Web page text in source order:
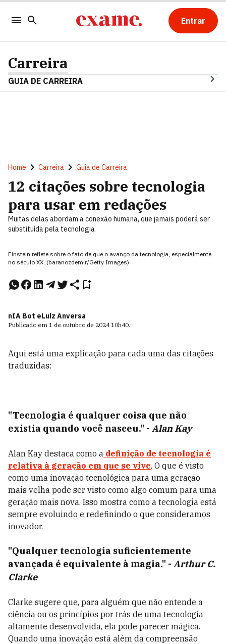
Entrar
Carreira
GUIA DE CARREIRA
Home Carreira Guia de Carreira
12 citações sobre tecnologia
para usar em redações
Muitas delas abordam a conexão humana, que jamais poderá ser
substituída pela tecnologia
Einstein reflete sobre o fato de que o avanço da tecnologia, especialmente
no século XX, (baranozdemir/Getty Images)
nIA Bot eLuiz Anversa
Publicado em 1 de outubro de 2024 10h40.
Aqui está uma explicação para cada uma das citações
traduzidas:
"Tecnologia é qualquer coisa que não
existia quando você nasceu." - Alan Kay
Alan Kay destaca como a definição de tecnologia é
relativa à geração em que se vive. O que é visto
como uma inovação tecnológica para uma geração
mais velha pode ser visto como algo comum para uma
geração mais nova. Isso mostra como a tecnologia está
sempre evoluindo e redefinindo o que consideramos
inovador.
"Qualquer tecnologia suficientemente
avançada é equivalente à magia." - Arthur C.
Clarke
Clarke sugere que, para alguém que não entende a
ciência ou os princípios por trás de uma tecnologia
altamente desenvolvida, ela pode parecer mágica.
Quando uma inovação está além da compreensão